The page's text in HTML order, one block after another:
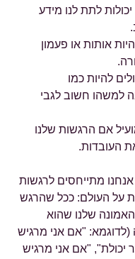
יכולות לתת לנו מידע
אותות או פעמון
להיות כמו
למשהו חשוב לגבי
מועיל אם הרגשות שלנו
העובדות.
מתייחסים לרגשות
על העולם: ככל שהרגש
שלנו שהוא
"אם אני מרגיש
יכולת", "אם אני מרגיש